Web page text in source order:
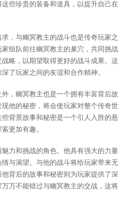
些珍贵的装备和道具，以提升自己在
，与幽冥教主的战斗也是传奇玩家之
组队前往幽冥教主的巢穴，共同挑战
略，以期望取得更好的战斗成果。这
了玩家之间的友谊和合作精神。
，幽冥教主也是一个拥有丰富背后故
他的秘密，将会使玩家对整个传奇世
背景故事和秘密是一个引人入胜的悬
更加有趣。
力和挑战的角色。他具有强大的力量
与渴望。与他的战斗将给玩家带来无
背后的故事和秘密则为玩家提供了深
万不能错过与幽冥教主的交战，这将